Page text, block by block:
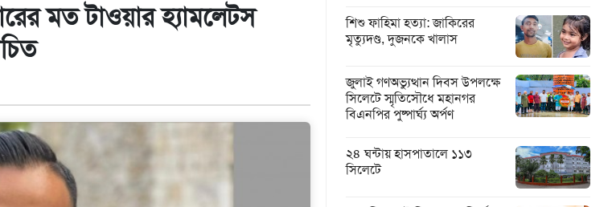
মত টাওয়ার হ‍্যামলেটস
শিশু ফাহিমা হত্যা: জাকিরের
মৃত্যুদণ্ড, দুজনকে খালাস
জুলাই গণঅভ্যুত্থান দিবস উপলক্ষে
সিলেটে স্মৃতিসৌধে মহানগর
বিএনপির পুষ্পার্ঘ্য অর্পণ
২৪ ঘন্টায় হাসপাতালে ১১৩
সিলেটে